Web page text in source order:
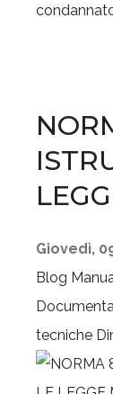
Giovedì,
Blog
tecniche